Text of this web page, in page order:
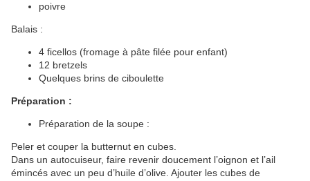
poivre
Balais :
4 ficellos (fromage à pâte filée pour enfant)
12 bretzels
Quelques brins de ciboulette
Préparation :
Préparation de la soupe :
Peler et couper la butternut en cubes.
Dans un autocuiseur, faire revenir doucement l’oignon et l’ail
émincés avec un peu d’huile d’olive. Ajouter les cubes de